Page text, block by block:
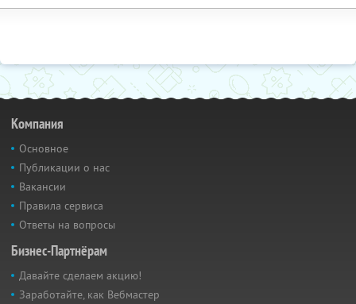
Компания
Основное
Публикации о нас
Вакансии
Правила сервиса
Ответы на вопросы
Бизнес-Партнёрам
Давайте сделаем акцию!
Заработайте, как Вебмастер